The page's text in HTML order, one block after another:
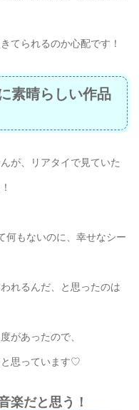
てられるのか心配です！
素晴らしい作品
が、リアタイで見ていた
何もないのに、幸せなシー
れるんだ、と思ったのは
があったので、
思っています♡
楽だと思う！